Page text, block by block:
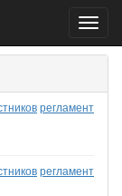
регламент
регламент